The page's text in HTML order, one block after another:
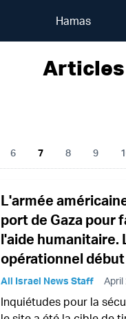
Hamas
6 7 8 9
L'armée
port de Gaza pour
l'aide humanitaire.
opérationnel début
All Israel News Staff April
Inquiétudes pour la